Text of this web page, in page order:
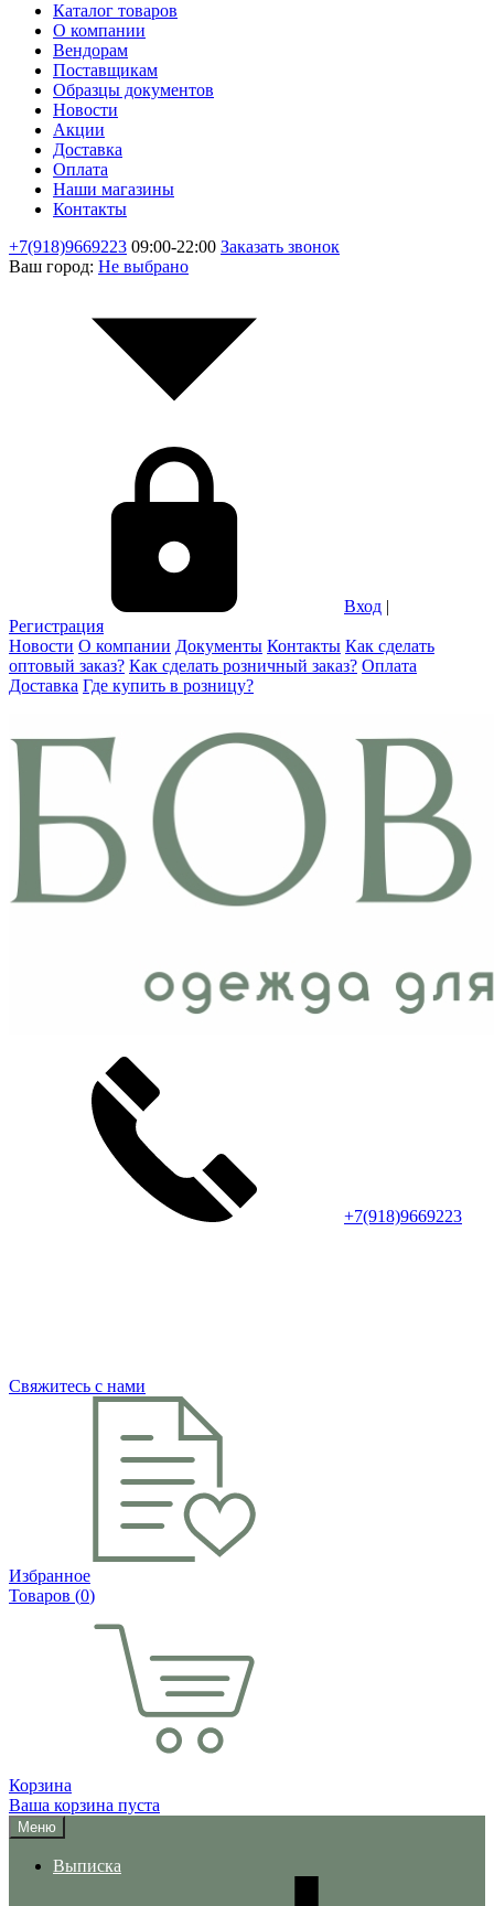
Каталог товаров
О компании
Вендорам
Поставщикам
Образцы документов
Новости
Акции
Доставка
Оплата
Наши магазины
Контакты
+7(918)9669223 09:00-22:00 Заказать звонок
Ваш город: Не выбрано
Вход |
Регистрация
Новости О компании Документы Контакты Как сделать
оптовый заказ? Как сделать розничный заказ? Оплата
Доставка Где купить в розницу?
+7(918)9669223
Свяжитесь с нами
Избранное
Товаров (0)
Корзина
Ваша корзина пуста
Меню
Выписка